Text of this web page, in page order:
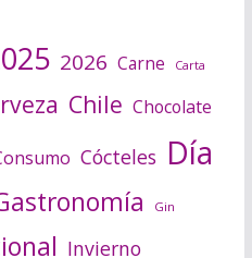
2026 Carne Carta
Chile Chocolate
Cócteles Día
Gin
Invierno